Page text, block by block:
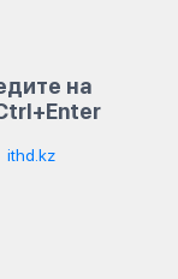
на
ithd.kz